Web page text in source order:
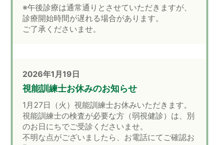
※午後診療は通常通りとさせていただきますが、
診療開始時間が遅れる場合があります。
ご了承くださいませ。
2026年1月19日
視能訓練士お休みのお知らせ
1月27日（火）視能訓練士お休みいただきます。
視能訓練士の検査が必要な方（弱視健診）は、別
のお日にちでご受診くださいませ。
不明な点がございましたら、お電話にてご確認お